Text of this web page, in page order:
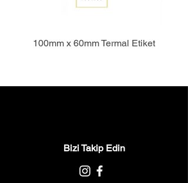
100mm x 60mm Termal Etiket
Bizi Takip Edin